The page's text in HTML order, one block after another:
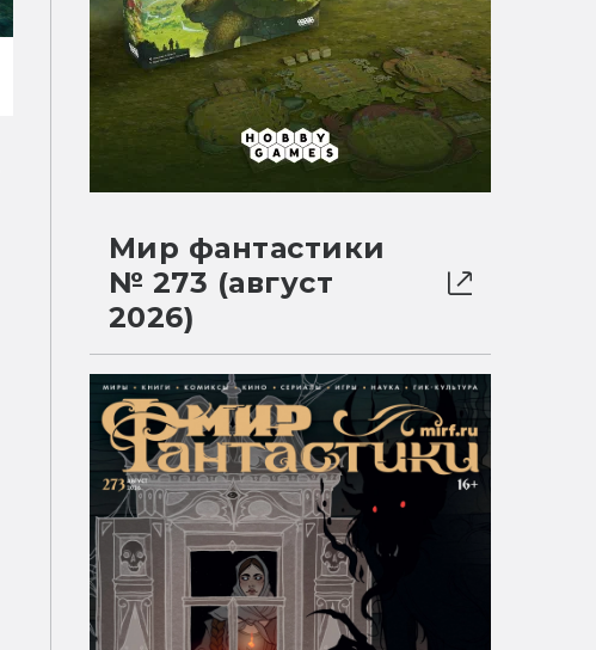
Мир фантастики
№ 273 (август
2026)